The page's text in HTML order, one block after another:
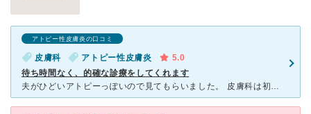
アトピー性皮膚炎の口コミ
皮膚科 アトピー性皮膚炎
5.0
待ち時間なく、的確な診療をしてくれます
夫がひどいアトピーっぽいので見てもらいました。 皮膚科は初めてだったので緊張しましたが、先生は淡々と話す感じでした。 夫は外人で日本語は多少わかりますが心配でついていきました。 これはひどい